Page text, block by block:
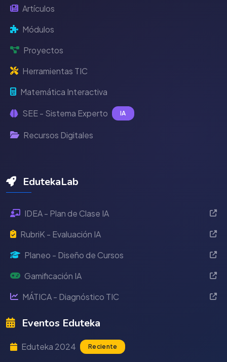
Artículos
Módulos
Proyectos
Herramientas TIC
Matemática Interactiva
SEE - Sistema Experto IA
Recursos Digitales
EdutekaLab
IDEA - Plan de Clase IA
RubriK - Evaluación IA
Planeo - Diseño de Cursos
Gamificación IA
MÁTICA - Diagnóstico TIC
Eventos Eduteka
Eduteka 2024 Reciente